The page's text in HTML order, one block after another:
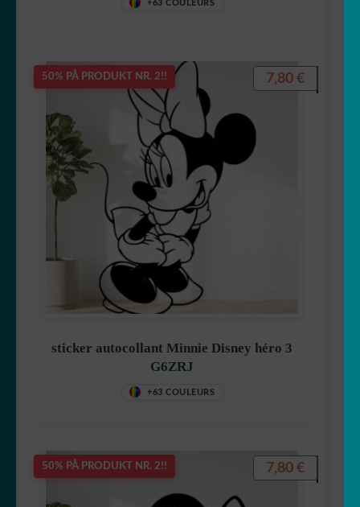
+63 COULEURS
50% PÅ PRODUKT NR. 2!!
sticker autocollant Minnie Disney héro 3
G6ZRJ
+63 COULEURS
7,80 €
50% PÅ PRODUKT NR. 2!! 7,80 €